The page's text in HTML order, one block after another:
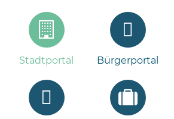
Stadtportal Bürgerportal